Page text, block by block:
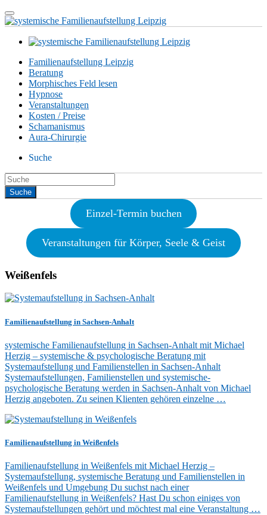
Familienaufstellung Leipzig
Beratung
Morphisches Feld lesen
Hypnose
Veranstaltungen
Kosten / Preise
Schamanismus
Aura-Chirurgie
Suche
Einzel-Termin buchen
Veranstaltungen für Körper, Seele & Geist
Weißenfels
Familienaufstellung in Sachsen-Anhalt
systemische Familienaufstellung in Sachsen-Anhalt mit Michael
Herzig – systemische & psychologische Beratung mit
Systemaufstellung und Familienstellen in Sachsen-Anhalt
Systemaufstellungen, Familienstellen und systemische-
psychologische Beratung werden in Sachsen-Anhalt von Michael
Herzig angeboten. Zu seinen Klienten gehören einzelne …
Familienaufstellung in Weißenfels
Familienaufstellung in Weißenfels mit Michael Herzig –
Systemaufstellung, systemische Beratung und Familienstellen in
Weißenfels und Umgebung Du suchst nach einer
Familienaufstellung in Weißenfels? Hast Du schon einiges von
Systemaufstellungen gehört und möchtest mal eine Veranstaltung …